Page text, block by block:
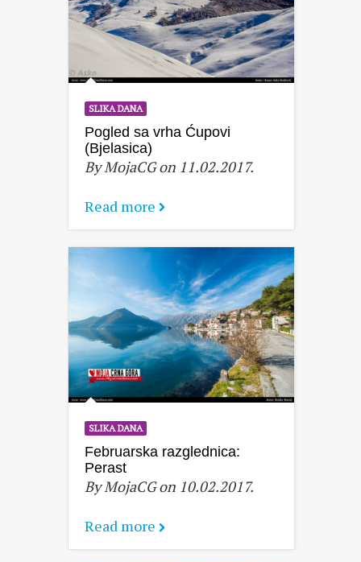
SLIKA DANA
Pogled sa vrha Ćupovi
(Bjelasica)
By MojaCG on 11.02.2017.
Read more
SLIKA DANA
Februarska razglednica:
Perast
By MojaCG on 10.02.2017.
Read more